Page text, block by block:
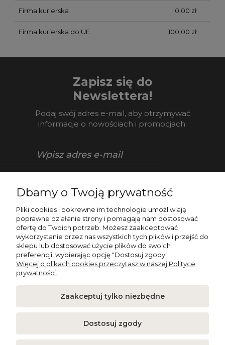
Firma kurierska 0,00 zł
Firma kurierska do UE 100,00 zł
Zapisz się do
Newslettera!
Podaj swój adres e-mail, aby otrzymywać
informacje o nowościach i promocjach.
O NAS
POMOC
NAPISZ DO NAS
PŁATNOŚCI I POLITYKA PRYWATNOŚCI
Dbamy o Twoją prywatność
Pliki cookies i pokrewne im technologie umożliwiają
poprawne działanie strony i pomagają nam dostosować
ofertę do Twoich potrzeb. Możesz zaakceptować
wykorzystanie przez nas wszystkich tych plików i przejść do
sklepu lub dostosować użycie plików do swoich
preferencji, wybierając opcję "Dostosuj zgody".
Więcej o plikach cookies przeczytasz w naszej Polityce
prywatności.
Zaakceptuj tylko niezbędne
Dostosuj zgody